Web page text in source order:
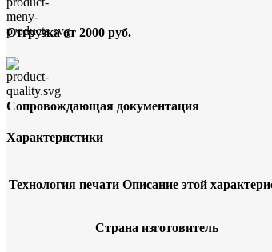
Отгрузка от 2000 руб.
Сопровождающая документация
Характеристики
Технология печати Описание этой
Страна изготовитель